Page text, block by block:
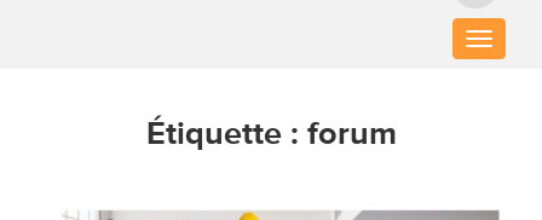
Toggle
Étiquette : forum